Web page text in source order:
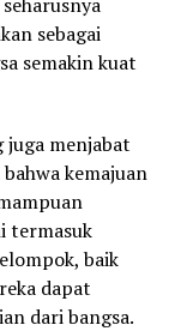
sebagai
semakin kuat
juga menjabat
kemajuan
termasuk
baik
dapat
dari bangsa.